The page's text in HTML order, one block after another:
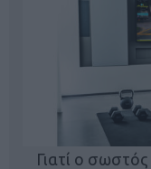
Γιατί ο